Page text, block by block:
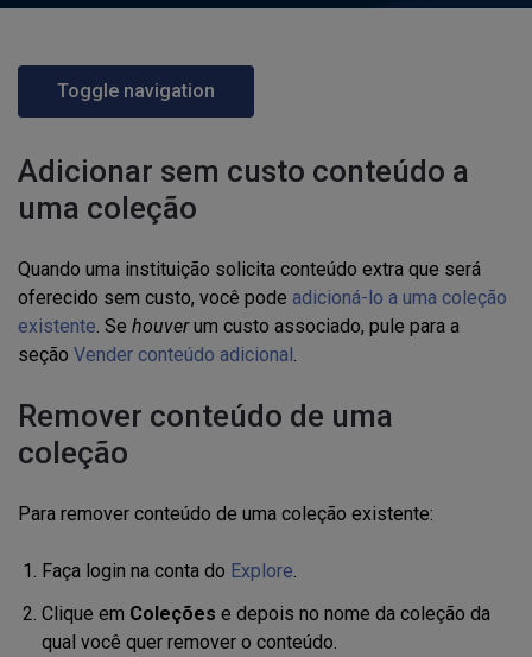
Toggle navigation
Adicionar sem custo conteúdo a
uma coleção
Quando uma instituição solicita conteúdo extra que será
oferecido sem custo, você pode adicioná-lo a uma coleção
existente. Se houverum custo associado, pule para a
seção Vender conteúdo adicional.
Remover conteúdo de uma
coleção
Para remover conteúdo de uma coleção existente:
Faça login na conta do Explore.
Clique em Coleções e depois no nome da coleção da
qual você quer remover o conteúdo.